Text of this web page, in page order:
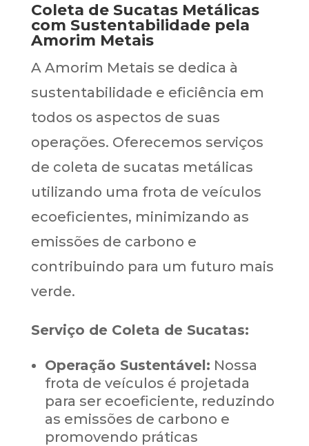
Coleta de Sucatas Metálicas
com Sustentabilidade pela
Amorim Metais
A Amorim Metais se dedica à
sustentabilidade e eficiência em
todos os aspectos de suas
operações. Oferecemos serviços
de coleta de sucatas metálicas
utilizando uma frota de veículos
ecoeficientes, minimizando as
emissões de carbono e
contribuindo para um futuro mais
verde.
Serviço de Coleta de Sucatas:
Operação Sustentável: Nossa
frota de veículos é projetada
para ser ecoeficiente, reduzindo
as emissões de carbono e
promovendo práticas